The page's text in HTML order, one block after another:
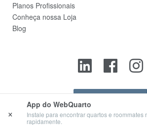
×
App do WebQuarto
Instale para encontrar quartos e roommates
rapidamente.
Planos Profissionais
Conheça nossa Loja
Blog